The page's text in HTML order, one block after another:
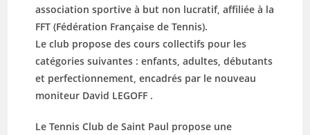
association sportive à but non lucratif, affiliée à la
FFT (Fédération Française de Tennis).
Le club propose des cours collectifs pour les
catégories suivantes : enfants, adultes, débutants
et perfectionnement, encadrés par le nouveau
moniteur David LEGOFF .
Le Tennis Club de Saint Paul propose une